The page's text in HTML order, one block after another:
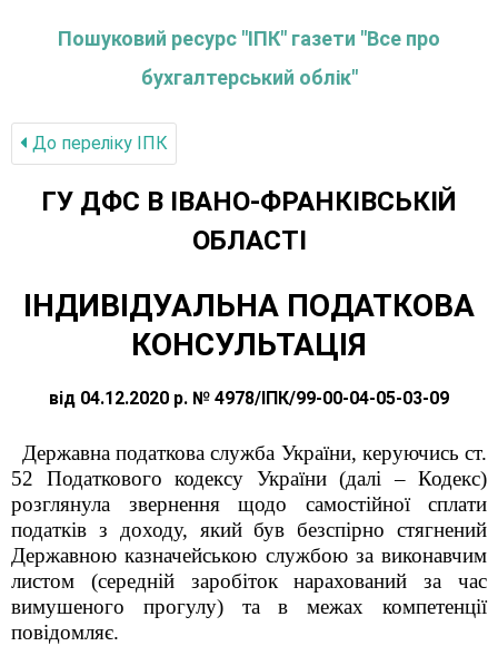
Пошуковий ресурс "ІПК" газети "Все про
бухгалтерський облік"
До переліку IПК
ГУ ДФС В IВАНО-ФРАНКIВСЬКIЙ
ОБЛАСТI
ІНДИВІДУАЛЬНА ПОДАТКОВА
КОНСУЛЬТАЦІЯ
від 04.12.2020 р. № 4978/ІПК/99-00-04-05-03-09
Державна податкова служба України, керуючись ст.
52 Податкового кодексу України (далі ‒ Кодекс)
розглянула звернення щодо самостійної сплати
податків з доходу, який був безспірно стягнений
Державною казначейською службою за виконавчим
листом (середній заробіток нарахований за час
вимушеного прогулу) та в межах компетенції
повідомляє.